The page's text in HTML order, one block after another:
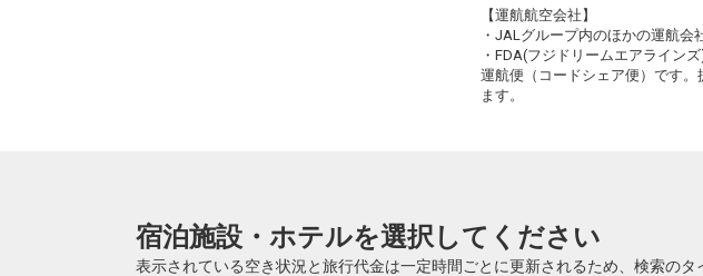
【運航航空会社】
・JALグループ内のほかの運航会
・FDA(フジドリームエアライン
運航便（コードシェア便）です
ます。
宿泊施設・ホテルを選択してください
表示されている空き状況と旅行代金は一定時間ごとに更新されるため、検索の